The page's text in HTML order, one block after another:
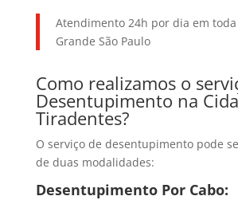
Atendimento 24h por dia em toda
Grande São Paulo
Como realizamos o
Desentupimento na
Tiradentes?
O serviço de desentupimento pode
de duas modalidades:
Desentupimento Por Cabo: